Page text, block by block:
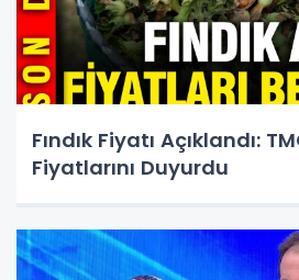
Fındık Fiyatı Açıklandı:
Fiyatlarını Duyurdu